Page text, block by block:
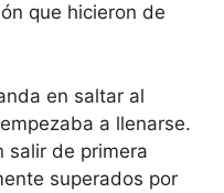
que hicieron de
en saltar al
a llenarse.
salir de primera
superados por